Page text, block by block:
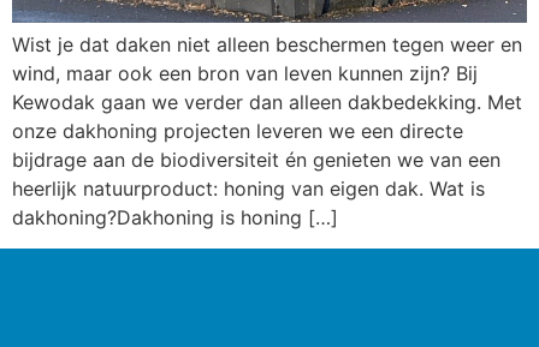
Wist je dat daken niet alleen beschermen tegen weer en
wind, maar ook een bron van leven kunnen zijn? Bij
Kewodak gaan we verder dan alleen dakbedekking. Met
onze dakhoning projecten leveren we een directe
bijdrage aan de biodiversiteit én genieten we van een
heerlijk natuurproduct: honing van eigen dak. Wat is
dakhoning?Dakhoning is honing […]